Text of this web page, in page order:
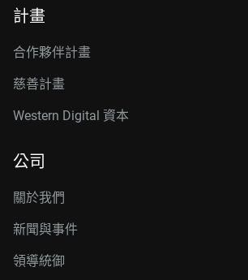
計畫
合作夥伴計畫
慈善計畫
Western Digital 資本
公司
關於我們
新聞與事件
領導統御